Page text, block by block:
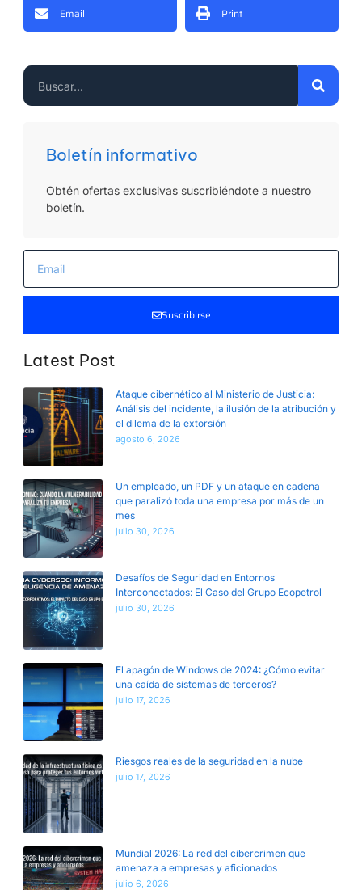
Email Print
Boletín informativo
Obtén ofertas exclusivas suscribiéndote a nuestro
boletín.
Suscribirse
Latest Post
Ataque cibernético al Ministerio de Justicia:
Análisis del incidente, la ilusión de la atribución y
el dilema de la extorsión
agosto 6, 2026
Un empleado, un PDF y un ataque en cadena
que paralizó toda una empresa por más de un
mes
julio 30, 2026
Desafíos de Seguridad en Entornos
Interconectados: El Caso del Grupo Ecopetrol
julio 30, 2026
El apagón de Windows de 2024: ¿Cómo evitar
una caída de sistemas de terceros?
julio 17, 2026
Riesgos reales de la seguridad en la nube
julio 17, 2026
Mundial 2026: La red del cibercrimen que
amenaza a empresas y aficionados
julio 6, 2026